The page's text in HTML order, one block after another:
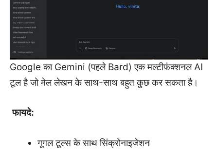
Google का Gemini (पहले Bard) एक मल्टीफंक्शनल AI
टूल है जो मेल लेखन के साथ-साथ बहुत कुछ कर सकता है।
फायदे:
गूगल टूल्स के साथ सिंक्रोनाइजेशन